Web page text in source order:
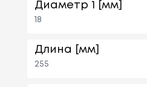
Диаметр 1 [мм]
18
Длина [мм]
255